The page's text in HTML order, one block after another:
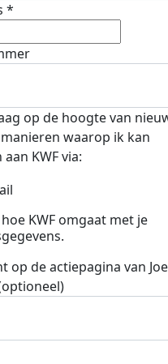
*
op de hoogte van
waarop ik kan
KWF via:
hoe KWF omgaat met je
op de actiepagina van